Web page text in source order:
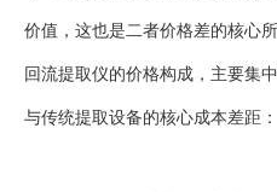
价值，这也是二者价格差的核心
回流提取仪的价格构成，主要集
与传统提取设备的核心成本差距：